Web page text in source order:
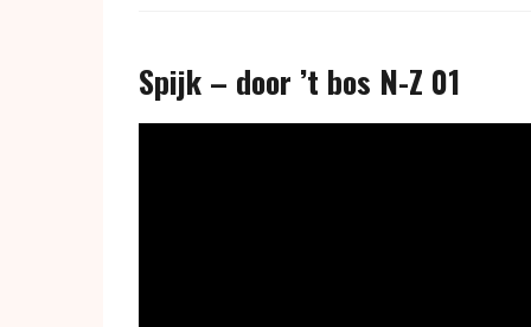
Spijk – door ’t bos N-Z 01